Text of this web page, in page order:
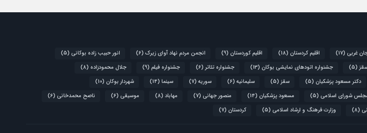
غربی (17) اقلیم کردستان (18) اقلیم کوردستان (9) انجمن مردم نهاد آوای زیرک (6) انور حبیب زاده بوکانی (5)
(5) جشنواره اتودهای نمایشی بوکان (13) جشنواره تئاتر (6) جشنواره فیلم (9) جلال محمودزاده (8)
دکتر مسعود پزشکیان (5) سقز (5) سلیمانیه (6) سوریه (7) سینما (14) شهردار بوکان (10)
شورای اسلامی (5) مسعود پزشکیان (14) منصور جهانی (7) مهاباد (8) موسیقی (6) ناصح محمدخانی (6)
(8) وزارت فرهنگ و ارشاد اسلامی (5) کردستان (7)